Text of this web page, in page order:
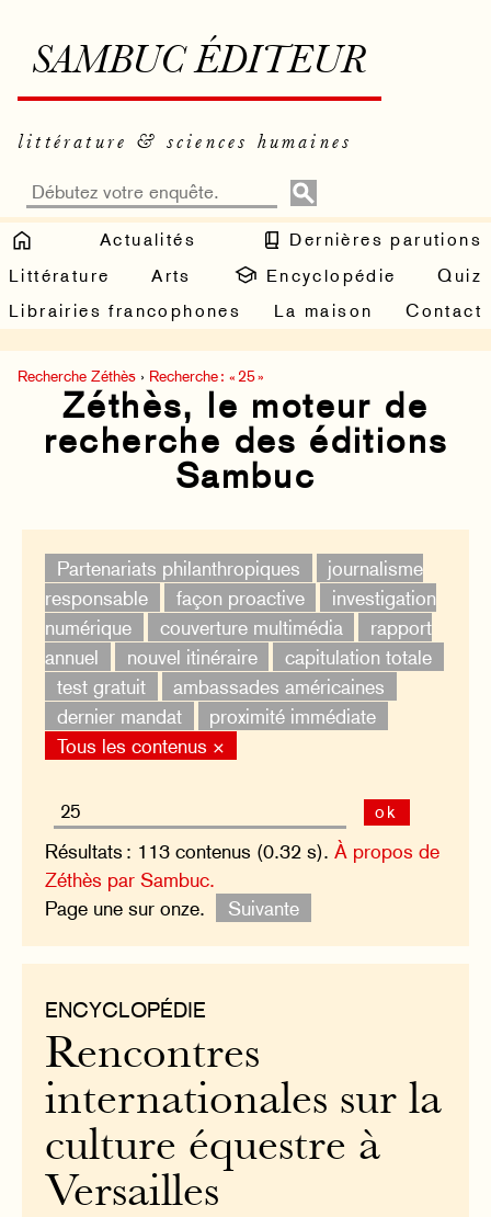
SAMBUC ÉDITEUR
littérature & sciences humaines
Actualités
Dernières parutions
Littérature
Arts Encyclopédie
Quiz
Librairies francophones
La maison Contact
Recherche Zéthès › Recherche : « 25 »
Zéthès, le moteur de
recherche des éditions
Sambuc
Partenariats philanthropiques
journalisme
responsable
façon proactive
investigation
numérique
couverture multimédia
rapport
annuel
nouvel itinéraire
capitulation totale
test gratuit
ambassades américaines
dernier mandat
proximité immédiate
Tous les contenus ×
ok
Résultats : 113 contenus (0.32 s).À propos de
Zéthès par Sambuc.
Page une sur onze.
Suivante
ENCYCLOPÉDIE
Rencontres
internationales sur la
culture équestre à
Versailles